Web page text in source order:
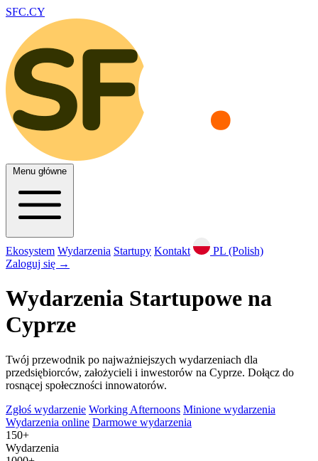
SFC.CY
Menu główne
Ekosystem Wydarzenia Startupy Kontakt
PL (Polish)
Zaloguj się →
Wydarzenia Startupowe na
Cyprze
Twój przewodnik po najważniejszych wydarzeniach dla
przedsiębiorców, założycieli i inwestorów na Cyprze. Dołącz do
rosnącej społeczności innowatorów.
Zgłoś wydarzenie Working Afternoons Minione wydarzenia
Wydarzenia online Darmowe wydarzenia
150+
Wydarzenia